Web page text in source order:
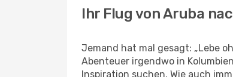
Ihr Flug von Aruba
Jemand hat mal gesagt: „Lebe
Abenteuer irgendwo in
Inspiration suchen. Wie auch